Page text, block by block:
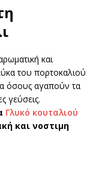
και
του πορτοκαλιού
όσους αγαπούν τα
γεύσεις.
Γλυκό κουταλιού
και νοστιμη